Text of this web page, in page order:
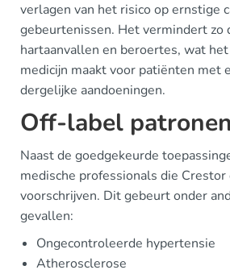
verlagen van het risico op ernstige
gebeurtenissen. Het vermindert zo
hartaanvallen en beroertes, wat
medicijn maakt voor patiënten met
dergelijke aandoeningen.
Off-label patronen
Naast de goedgekeurde
medische professionals die
voorschrijven. Dit gebeurt onder
gevallen:
Ongecontroleerde hypertensie
Atherosclerose